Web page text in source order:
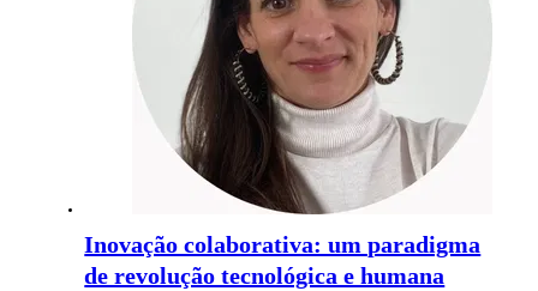
Inovação colaborativa: um paradigma
de revolução tecnológica e humana